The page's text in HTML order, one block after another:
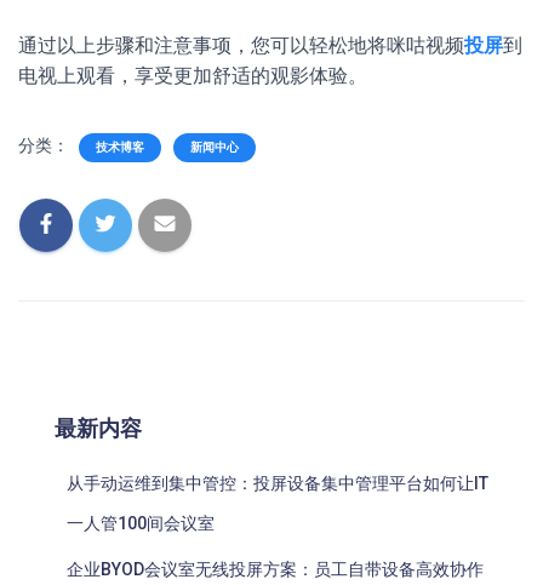
通过以上步骤和注意事项，您可以轻松地将咪咕视频投屏到
电视上观看，享受更加舒适的观影体验。
分类： 技术博客 新闻中心
最新内容
从手动运维到集中管控：投屏设备集中管理平台如何让IT
一人管100间会议室
企业BYOD会议室无线投屏方案：员工自带设备高效协作